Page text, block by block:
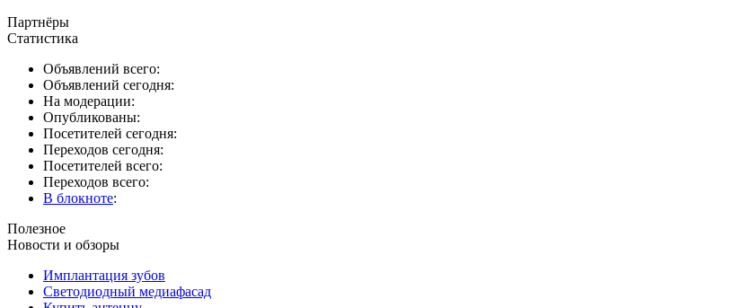
Партнёры
Статистика
Объявлений всего:
Объявлений сегодня:
На модерации:
Опубликованы:
Посетителей сегодня:
Переходов сегодня:
Посетителей всего:
Переходов всего:
В блокноте:
Полезное
Новости и обзоры
Имплантация зубов
Светодиодный медиафасад